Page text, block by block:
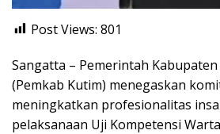
Post Views: 801
Sangatta – Pemerintah
(Pemkab Kutim) menegaskan
meningkatkan profesionalitas
pelaksanaan Uji Kompetensi